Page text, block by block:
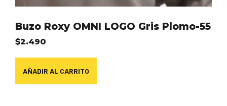
Buzo Roxy OMNI LOGO Gris Plomo-55
$2.490
AÑADIR AL CARRITO